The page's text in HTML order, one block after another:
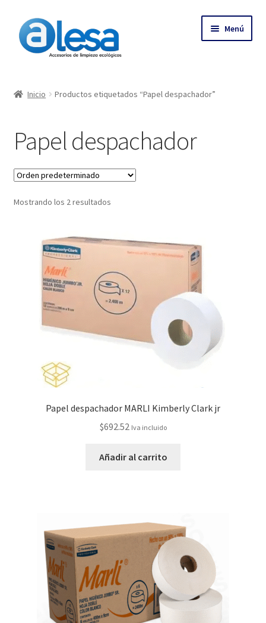
Menú
Contacto
Empresa
Más
Inicio Productos etiquetados “Papel despachador”
Papel despachador
Mostrando los 2 resultados
Papel despachador MARLI Kimberly Clark jr
$692.52 Iva incluido
Añadir al carrito